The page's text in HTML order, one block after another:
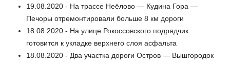
19.08.2020 - На трассе Неёлово — Кудина Гора —
Печоры отремонтировали больше 8 км дороги
18.08.2020 - На улице Рокоссовского подрядчик
готовится к укладке верхнего слоя асфальта
18.08.2020 - Два участка дороги Остров — Вышгородок